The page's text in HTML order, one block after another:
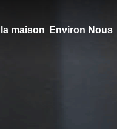
maison Environ Nous